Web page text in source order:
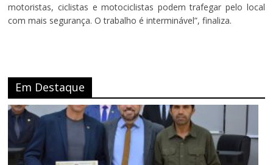
motoristas, ciclistas e motociclistas podem trafegar pelo local
com mais segurança. O trabalho é interminável”, finaliza.
Em Destaque